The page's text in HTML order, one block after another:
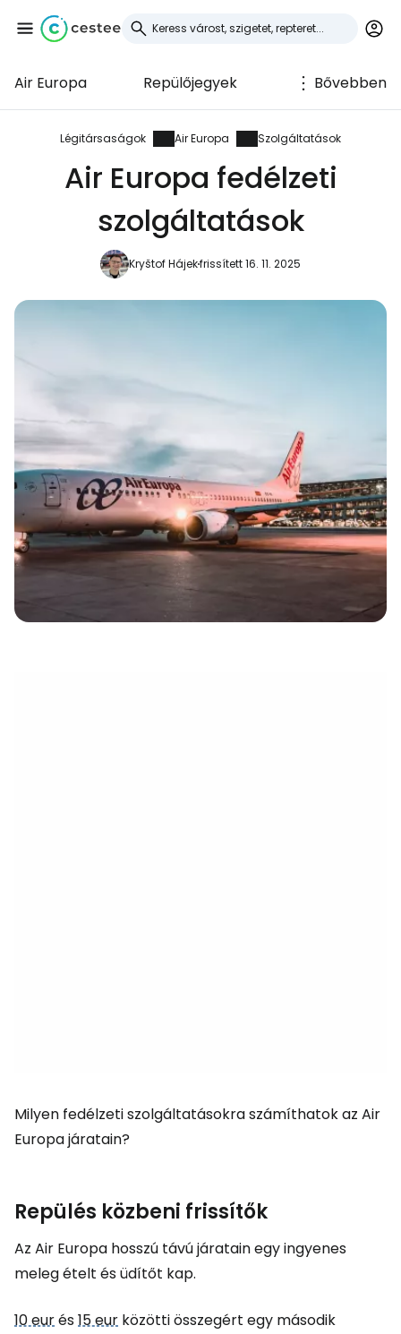
Air Europa Repülőjegyek Bővebben
Légitársaságok Air Europa Szolgáltatások
Air Europa fedélzeti
szolgáltatások
Kryštof Hájekfrissített 16. 11. 2025
Milyen fedélzeti szolgáltatásokra számíthatok az Air
Europa járatain?
Repülés közbeni frissítők
Az Air Europa hosszú távú járatain egy ingyenes
meleg ételt és üdítőt kap.
10 eurés15 eur közötti összegért egy második
Bejelentkezés a
Cestee-be
... az utazási közösség világszerte
Folytatás a Google-lal